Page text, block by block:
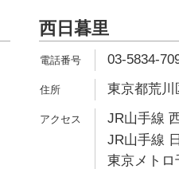
西日暮里
03-5834-
東京都荒川
JR山手線
JR山手線
東京メトロ